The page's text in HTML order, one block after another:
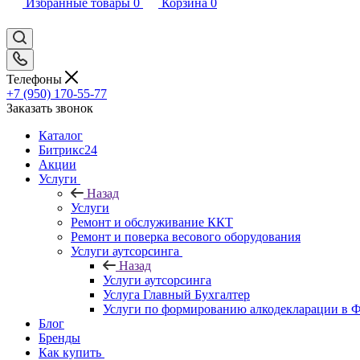
Избранные товары 0 Корзина 0
Телефоны
+7 (950) 170-55-77
Заказать звонок
Каталог
Битрикс24
Акции
Услуги
Назад
Услуги
Ремонт и обслуживание ККТ
Ремонт и поверка весового оборудования
Услуги аутсорсинга
Назад
Услуги аутсорсинга
Услуга Главный Бухгалтер
Услуги по формированию алкодекларации в
Блог
Бренды
Как купить